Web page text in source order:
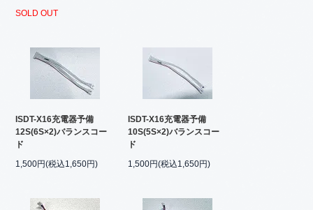
SOLD OUT
ISDT-X16充電器予備
12S(6S×2)バランスコー
ド
1,500円(税込1,650円)
ISDT-X16充電器予備
10S(5S×2)バランスコー
ド
1,500円(税込1,650円)